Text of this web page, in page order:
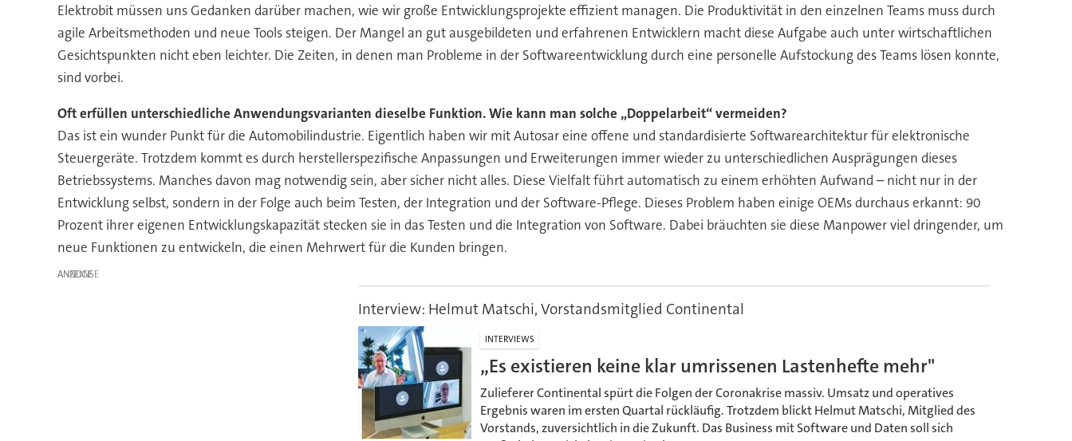
Elektrobit müssen uns Gedanken darüber machen, wie wir große Entwicklungsprojekte effizient managen. Die Produktivität in den einzelnen Teams muss durch
agile Arbeitsmethoden und neue Tools steigen. Der Mangel an gut ausgebildeten und erfahrenen Entwicklern macht diese Aufgabe auch unter wirtschaftlichen
Gesichtspunkten nicht eben leichter. Die Zeiten, in denen man Probleme in der Softwareentwicklung durch eine personelle Aufstockung des Teams lösen konnte,
sind vorbei.
Oft erfüllen unterschiedliche Anwendungsvarianten dieselbe Funktion. Wie kann man solche „Doppelarbeit“ vermeiden?
Das ist ein wunder Punkt für die Automobilindustrie. Eigentlich haben wir mit Autosar eine offene und standardisierte Softwarearchitektur für elektronische
Steuergeräte. Trotzdem kommt es durch herstellerspezifische Anpassungen und Erweiterungen immer wieder zu unterschiedlichen Ausprägungen dieses
Betriebssystems. Manches davon mag notwendig sein, aber sicher nicht alles. Diese Vielfalt führt automatisch zu einem erhöhten Aufwand – nicht nur in der
Entwicklung selbst, sondern in der Folge auch beim Testen, der Integration und der Software-Pflege. Dieses Problem haben einige OEMs durchaus erkannt: 90
Prozent ihrer eigenen Entwicklungskapazität stecken sie in das Testen und die Integration von Software. Dabei bräuchten sie diese Manpower viel dringender, um
neue Funktionen zu entwickeln, die einen Mehrwert für die Kunden bringen.
ANZEIGE
Interview: Helmut Matschi, Vorstandsmitglied Continental
INTERVIEWS
„Es existieren keine klar umrissenen Lastenhefte mehr"
Zulieferer Continental spürt die Folgen der Coronakrise massiv. Umsatz und operatives
Ergebnis waren im ersten Quartal rückläufig. Trotzdem blickt Helmut Matschi, Mitglied des
Vorstands, zuversichtlich in die Zukunft. Das Business mit Software und Daten soll sich